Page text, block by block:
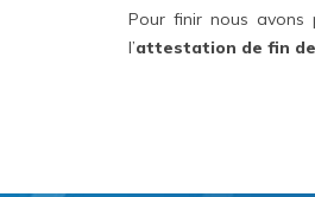
Pour finir nous
l’attestation de fin